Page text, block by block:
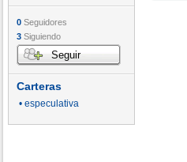
0 Seguidores
3 Siguiendo
Seguir
Carteras
• especulativa